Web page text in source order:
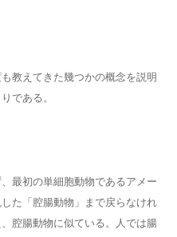
教えてきた幾つかの概念を説明
である。
最初の単細胞動物であるアメー
た「腔腸動物」まで戻らなけれ
腔腸動物に似ている。人では腸